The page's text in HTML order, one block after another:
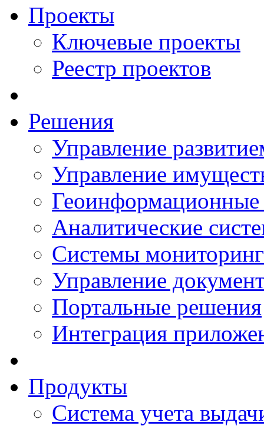
Проекты
Ключевые проекты
Реестр проектов
Решения
Управление
Управление
Аналитические
Системы
Управление
Портальные решения
Интеграция
Продукты
Система учета